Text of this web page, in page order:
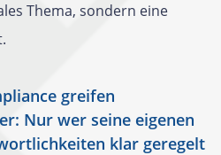
Thema, sondern eine
greifen
Nur wer seine eigenen
klar geregelt